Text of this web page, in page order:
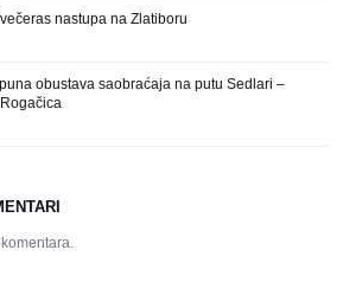
nastupa na Zlatiboru
obustava saobraćaja na putu Sedlari –